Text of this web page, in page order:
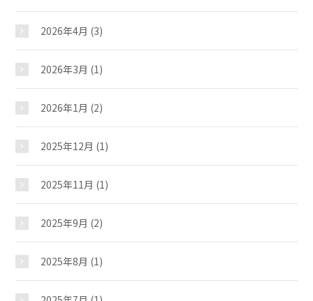
2026年4月 (3)
2026年3月 (1)
2026年1月 (2)
2025年12月 (1)
2025年11月 (1)
2025年9月 (2)
2025年8月 (1)